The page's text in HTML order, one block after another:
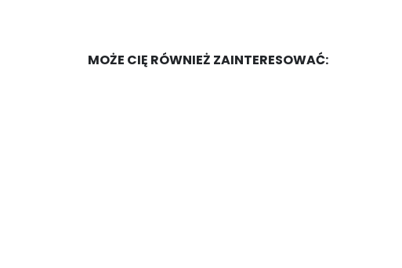
MOŻE CIĘ RÓWNIEŻ ZAINTERESOWAĆ: